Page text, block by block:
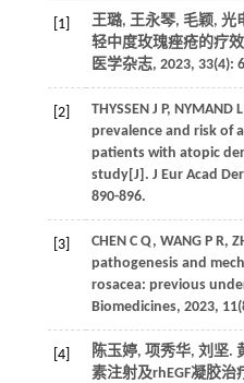
[1]
王璐, 王永琴, 毛颖, 光
轻中度玫瑰痤疮的疗
医学杂志, 2023, 33(4):
[2]
THYSSEN J P,
prevalence and risk of
patients with atopic
study[J]. J Eur Acad
890-896.
[3]
CHEN C Q, WANG P R,
pathogenesis and
rosacea: previous
Biomedicines, 2023,
[4]
陈玉婷, 项秀华, 刘坚.
素注射及rhEGF凝胶